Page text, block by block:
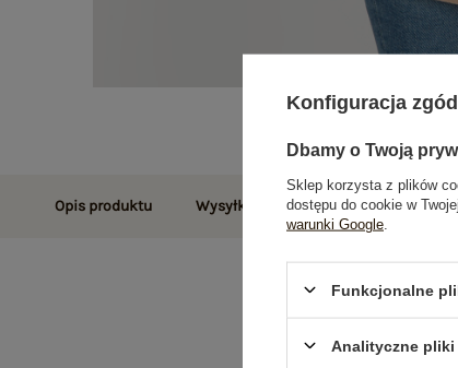
Opis produktu Wysyłka i dostawa Zwroty i
Konfiguracja zgód
Dbamy o Twoją
Sklep korzysta z plików
dostępu do cookie w
warunki Google
Funkcjonalne
Analityczne